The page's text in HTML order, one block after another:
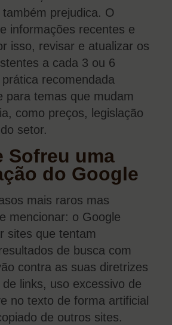
prejudica. O
informações recentes e
isso, revisar e atualizar os
a cada 3 ou 6
recomendada
para temas que mudam
como preços, legislação
setor.
Sofreu uma
do Google
mais raros mas
mencionar: o Google
sites que tentam
de busca com
contra as suas diretrizes
links, uso excessivo de
no texto de forma artificial
de outros sites.